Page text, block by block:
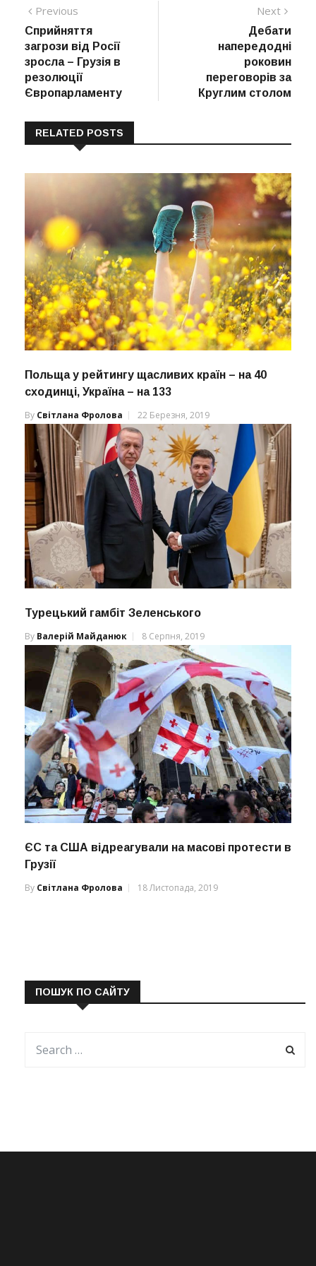
Навігація
записів
Previous
post:
Сприйняття
загрози від Росії
зросла – Грузія в
резолюції
Європарламенту
Next
Дебати
напередодні
роковин
переговорів за
Круглим столом
RELATED POSTS
Польща у рейтингу щасливих країн – на 40
сходинці, Україна – на 133
By Світлана Фролова 22 Березня, 2019
Турецький гамбіт Зеленського
By Валерій Майданюк 8 Серпня, 2019
ЄС та США відреагували на масові протести в
Грузії
By Світлана Фролова 18 Листопада, 2019
ПОШУК ПО САЙТУ